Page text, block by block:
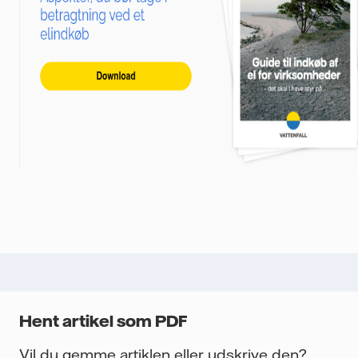
Hent artikel som PDF
Vil du gemme artiklen eller udskrive den?